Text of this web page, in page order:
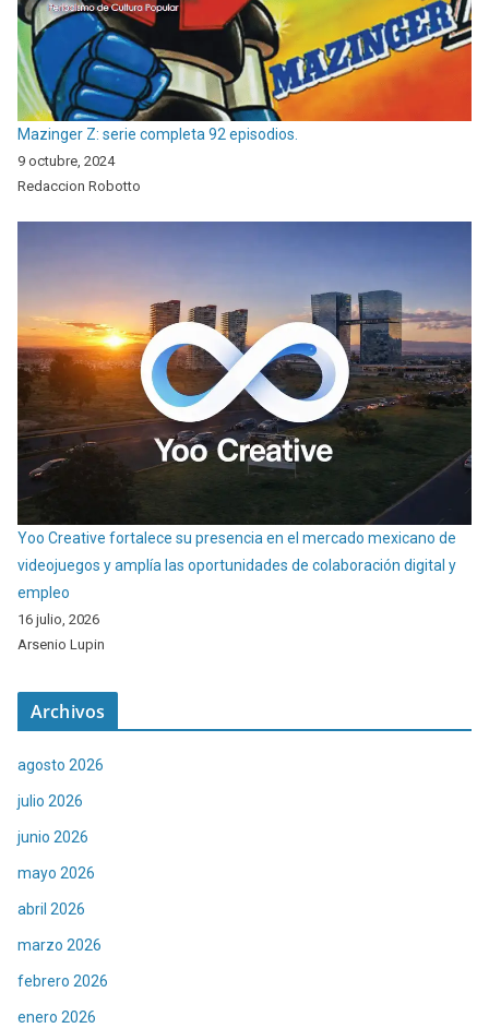
Mazinger Z: serie completa 92 episodios.
9 octubre, 2024
Redaccion Robotto
Yoo Creative fortalece su presencia en el mercado mexicano de
videojuegos y amplía las oportunidades de colaboración digital y
empleo
16 julio, 2026
Arsenio Lupin
Archivos
agosto 2026
julio 2026
junio 2026
mayo 2026
abril 2026
marzo 2026
febrero 2026
enero 2026